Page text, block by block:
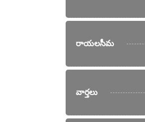
రాయలసీమ
వార్తలు